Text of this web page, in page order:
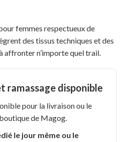
:
$.
femmes respectueux de
des tissus techniques et des
affronter n’importe quel trail.
ramassage disponible
pour la livraison ou le
de Magog.
le jour même ou le